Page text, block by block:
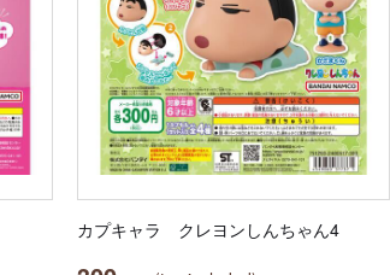
カプキャラ クレヨンしんちゃん4